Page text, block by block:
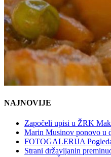
NAJNOVIJE
Započeli upisi u ŽRK
Marin Musinov ponovo u
FOTOGALERIJA
Strani državljanin